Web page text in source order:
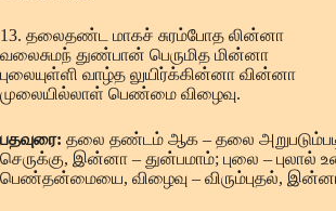
13. தலைதண்ட மாகச் சுரம்போத லின்னா
வலைசுமந் துண்பான் பெருமித மின்னா
புலையுள்ளி வாழ்த லுயிர்க்கின்னா வின்னா
முலையில்லாள் பெண்மை விழைவு.
பதவுரை: தலை தண்டம் ஆக – தலை
செருக்கு, இன்னா – துன்பமாம்; புலை –
பெண்தன்மையை, விழைவு – விரும்புதல், இன்னா